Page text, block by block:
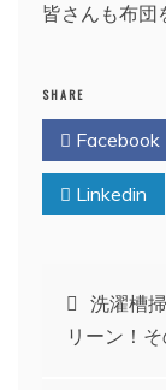
皆さんも布団
SHARE
Facebook
Linkedin
投
稿
洗濯槽
リーン！